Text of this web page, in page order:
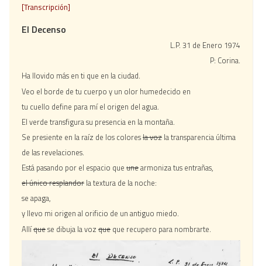
[Transcripción]
El Decenso
L.P. 31 de Enero 1974
P: Corina.
Ha llovido más en ti que en la ciudad.
Veo el borde de tu cuerpo y un olor humedecido en
tu cuello define para mí el origen del agua.
El verde transfigura su presencia en la montaña.
Se presiente en la raíz de los coloresla voz la transparencia última
de las revelaciones.
Está pasando por el espacio que unearmoniza tus entrañas,
el único resplandor la textura de la noche:
se apaga,
y llevo mi origen al orificio de un antiguo miedo.
Allíquese dibuja la voz que que recupero para nombrarte.